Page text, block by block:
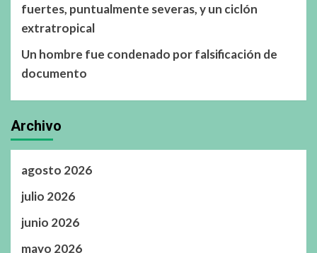
fuertes, puntualmente severas, y un ciclón
extratropical
Un hombre fue condenado por falsificación de
documento
Archivo
agosto 2026
julio 2026
junio 2026
mayo 2026